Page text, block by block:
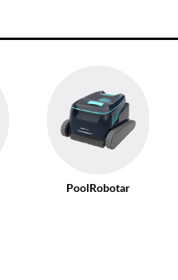
PoolRobotar